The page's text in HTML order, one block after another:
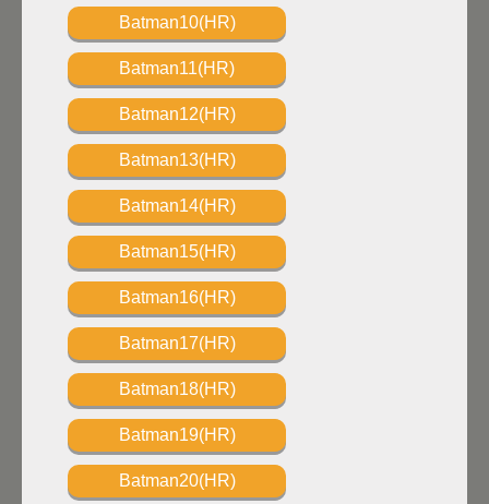
Batman10(HR)
Batman11(HR)
Batman12(HR)
Batman13(HR)
Batman14(HR)
Batman15(HR)
Batman16(HR)
Batman17(HR)
Batman18(HR)
Batman19(HR)
Batman20(HR)